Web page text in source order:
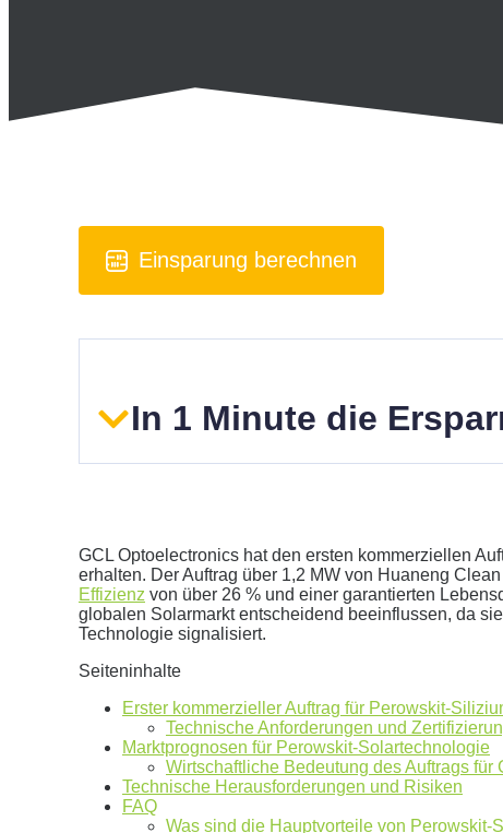
Einsparung berechnen
In 1 Minute die
Geben Sie hier Ihren jährlichen Stromverbrauch an
Aktuellen Strompreis anpassen
€/kWh
Hinweis:Dies ist eine Beispielrechnung
GCL Optoelectronics hat den ersten kommerziellen
erhalten. Der Auftrag über 1,2 MW von Huaneng
Effizienz von über 26 % und einer garantierten
globalen Solarmarkt entscheidend beeinflussen, da
Technologie signalisiert.
Seiteninhalte
Erster kommerzieller Auftrag für Perowskit-
Technische Anforderungen und
Marktprognosen für Perowskit-Solartechnologie
Wirtschaftliche Bedeutung des Auftrags für
Technische Herausforderungen und Risiken
FAQ
Was sind die Hauptvorteile von Perowskit-